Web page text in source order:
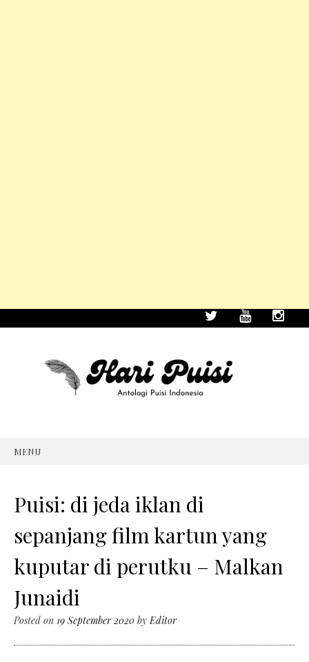
MENU
Puisi: di jeda iklan di
sepanjang film kartun yang
kuputar di perutku – Malkan
Junaidi
Posted on 19 September 2020 byEditor